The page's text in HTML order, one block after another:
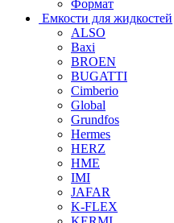
Формат
Емкости для жидкостей
ALSO
Baxi
BROEN
BUGATTI
Cimberio
Global
Grundfos
Hermes
HERZ
HME
IMI
JAFAR
K-FLEX